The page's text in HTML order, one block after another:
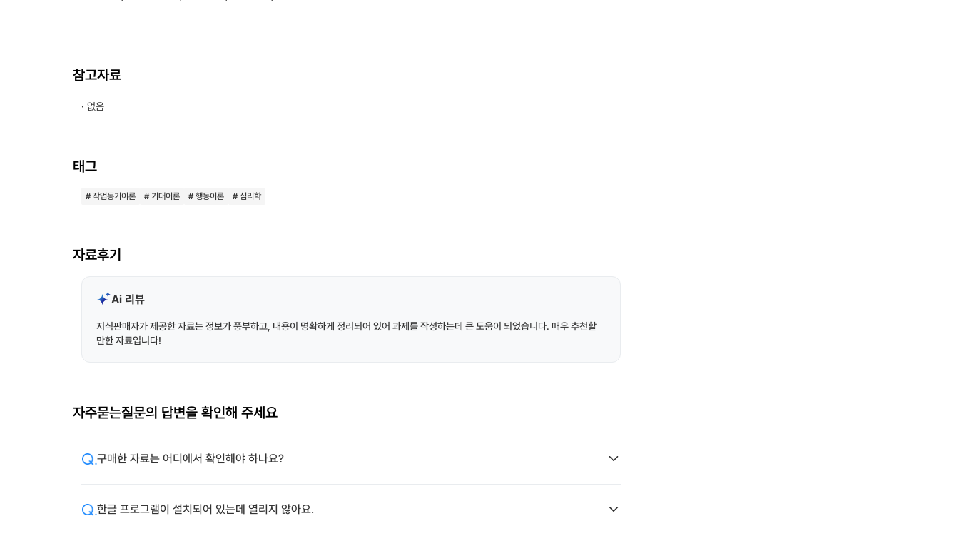
참고자료
· 없음
태그
# 작업동기이론 # 기대이론 # 행동이론 # 심리학
자료후기
Ai 리뷰
지식판매자가 제공한 자료는 정보가 풍부하고, 내용이 명확하게 정리되어 있어 과제를 작성하는데 큰 도움이 되었습니다. 매우 추천할
만한 자료입니다!
자주묻는질문의 답변을 확인해 주세요
구매한 자료는 어디에서 확인해야 하나요?
한글 프로그램이 설치되어 있는데 열리지 않아요.